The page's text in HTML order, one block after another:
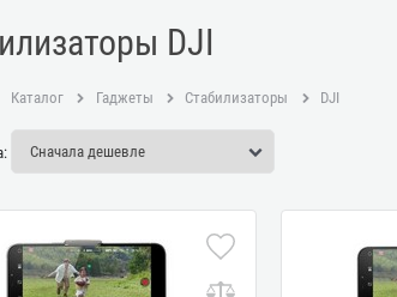
DJI
Каталог Гаджеты Стабилизаторы DJI